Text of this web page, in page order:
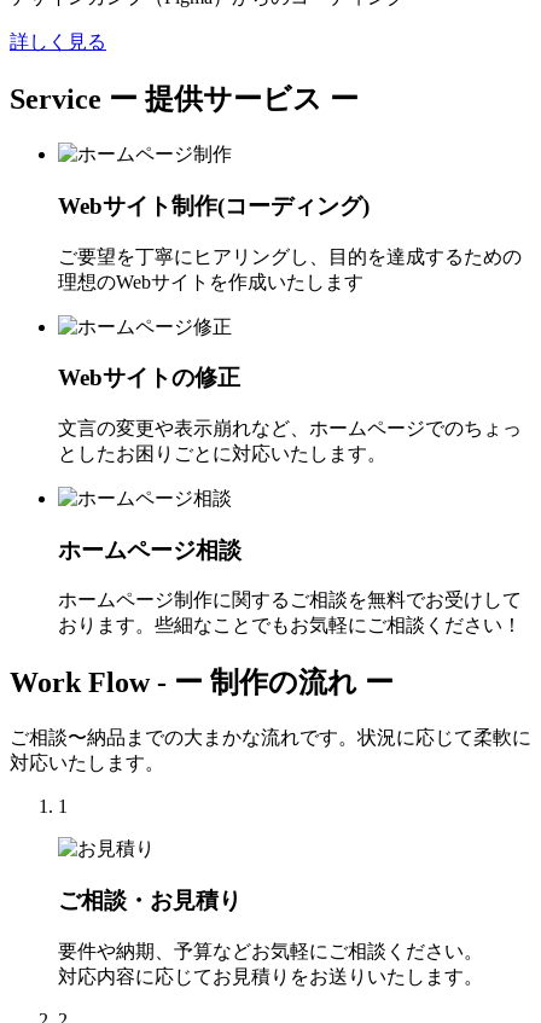
詳しく見る
Service ー 提供サービス ー
Webサイト制作(コーディング)
ご要望を丁寧にヒアリングし、目的を達成するための
理想のWebサイトを作成いたします
Webサイトの修正
文言の変更や表示崩れなど、ホームページでのちょっ
としたお困りごとに対応いたします。
ホームページ相談
ホームページ制作に関するご相談を無料でお受けして
おります。些細なことでもお気軽にご相談ください！
Work Flow - ー 制作の流れ ー
ご相談〜納品までの大まかな流れです。状況に応じて柔軟に
対応いたします。
1
ご相談・お見積り
要件や納期、予算などお気軽にご相談ください。
対応内容に応じてお見積りをお送りいたします。